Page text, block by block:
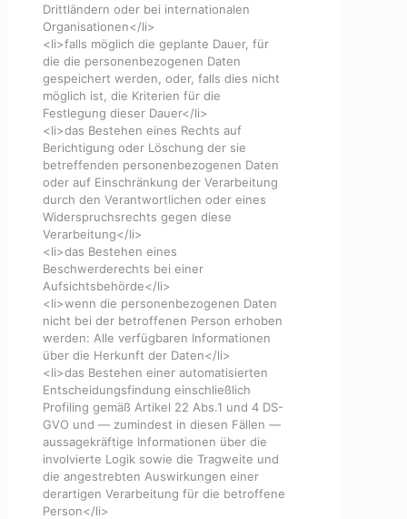
Drittländern oder bei internationalen
Organisationen</li>
<li>falls möglich die geplante Dauer, für
die die personenbezogenen Daten
gespeichert werden, oder, falls dies nicht
möglich ist, die Kriterien für die
Festlegung dieser Dauer</li>
<li>das Bestehen eines Rechts auf
Berichtigung oder Löschung der sie
betreffenden personenbezogenen Daten
oder auf Einschränkung der Verarbeitung
durch den Verantwortlichen oder eines
Widerspruchsrechts gegen diese
Verarbeitung</li>
<li>das Bestehen eines
Beschwerderechts bei einer
Aufsichtsbehörde</li>
<li>wenn die personenbezogenen Daten
nicht bei der betroffenen Person erhoben
werden: Alle verfügbaren Informationen
über die Herkunft der Daten</li>
<li>das Bestehen einer automatisierten
Entscheidungsfindung einschließlich
Profiling gemäß Artikel 22 Abs.1 und 4 DS-
GVO und — zumindest in diesen Fällen —
aussagekräftige Informationen über die
involvierte Logik sowie die Tragweite und
die angestrebten Auswirkungen einer
derartigen Verarbeitung für die betroffene
Person</li>